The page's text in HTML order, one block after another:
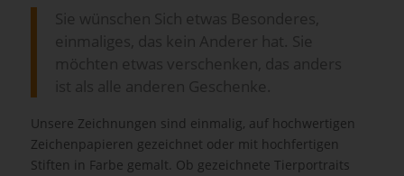
Unsere Zeichnungen sind einmalig, auf hochwertigen
Zeichenpapieren gezeichnet oder mit hochfertigen
Stiften in Farbe gemalt. Ob gezeichnete Tierportraits